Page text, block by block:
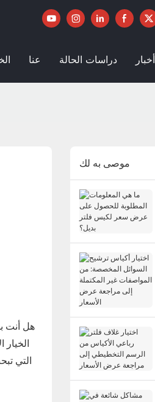
عنا دراسات الحالة أخبار
هل أنت
التي
موصى به لك